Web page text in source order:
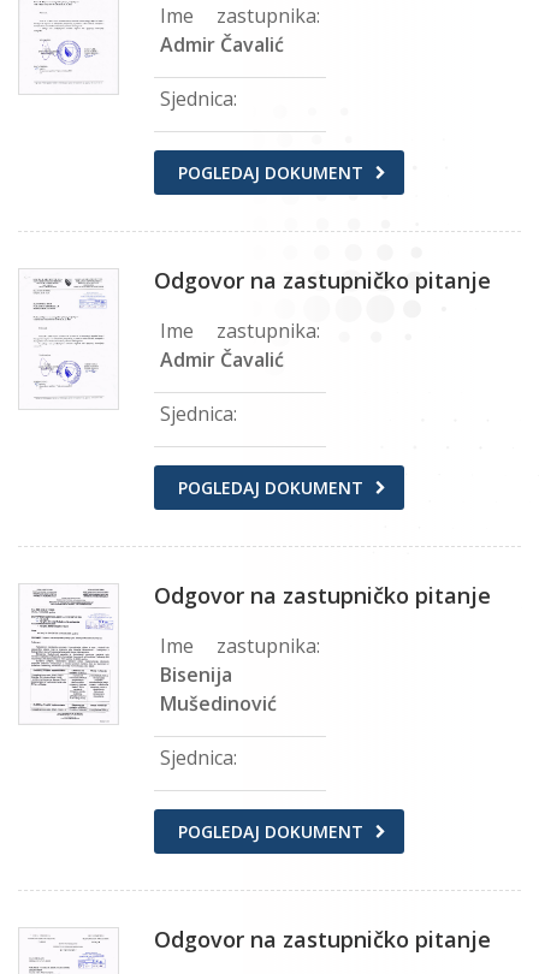
Ime zastupnika:
Admir Čavalić
Sjednica:
POGLEDAJ DOKUMENT
Odgovor na zastupničko pitanje
Ime zastupnika:
Admir Čavalić
Sjednica:
POGLEDAJ DOKUMENT
Odgovor na zastupničko pitanje
Ime zastupnika:
Bisenija
Mušedinović
Sjednica:
POGLEDAJ DOKUMENT
Odgovor na zastupničko pitanje